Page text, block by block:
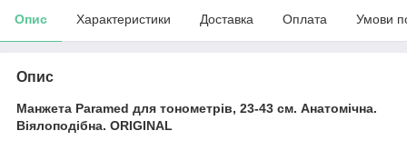
Опис Характеристики Доставка Оплата Умови
Опис
Манжета Paramed для тонометрів, 23-43 см. Анатомічна.
Віялоподібна. ORIGINAL